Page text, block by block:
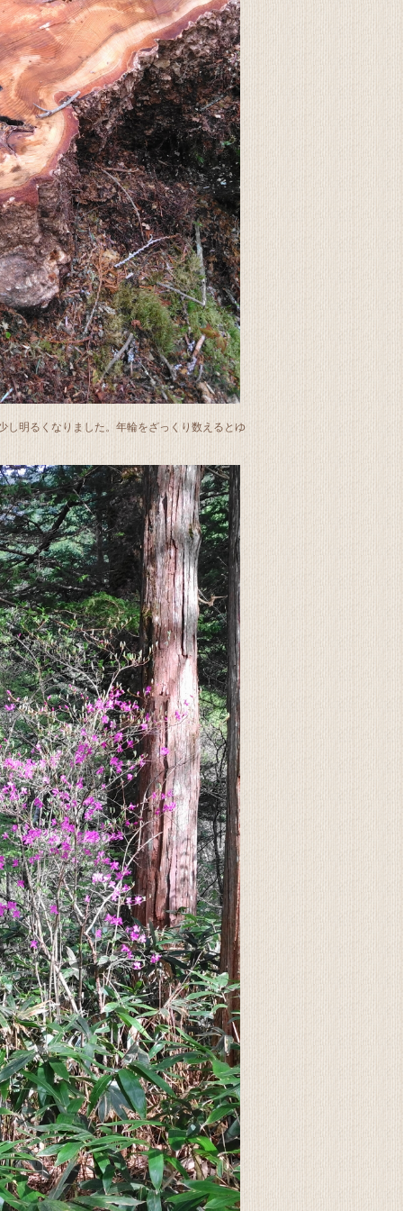
し明るくなりました。年輪をざっくり数えるとゆ